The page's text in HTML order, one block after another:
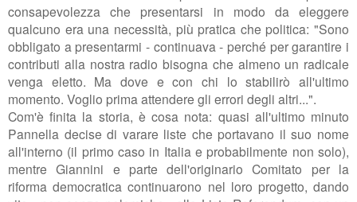
consapevolezza che presentarsi in modo da eleggere
qualcuno era una necessità, più pratica che politica: "Sono
obbligato a presentarmi - continuava - perché per garantire i
contributi alla nostra radio bisogna che almeno un radicale
venga eletto. Ma dove e con chi lo stabilirò all'ultimo
momento. Voglio prima attendere gli errori degli altri...".
Com'è finita la storia, è cosa nota: quasi all'ultimo minuto
Pannella decise di varare liste che portavano il suo nome
all'interno (il primo caso in Italia e probabilmente non solo),
mentre Giannini e parte dell'originario Comitato per la
riforma democratica continuarono nel loro progetto, dando